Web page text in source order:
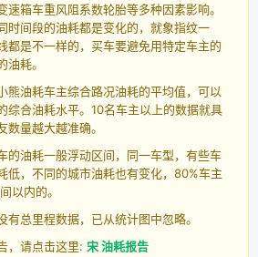
速箱车重风阻系数轮胎等多种因素影响。
时间段的油耗都是变化的，就象指纹一
都是不一样的，买车要避免用特定车主的
耗。
熊油耗车主综合路况油耗的平均值，可以
综合油耗水平。10名车主以上的数据就具
量越大越准确。
的油耗一般浮动区间，同一车型，有些车
低，不同的城市油耗也有变化，80%车主
以内的。
有总里程数据，已从统计图中忽略。
，请点击这里: 宋 油耗报告